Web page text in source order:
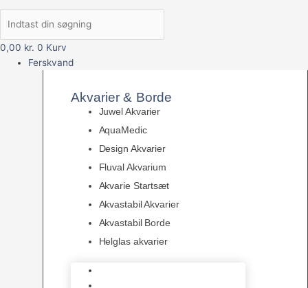
0,00 kr. 0 Kurv
Ferskvand
Akvarier & Borde
Juwel Akvarier
AquaMedic
Design Akvarier
Fluval Akvarium
Akvarie Startsæt
Akvastabil Akvarier
Akvastabil Borde
Helglas akvarier